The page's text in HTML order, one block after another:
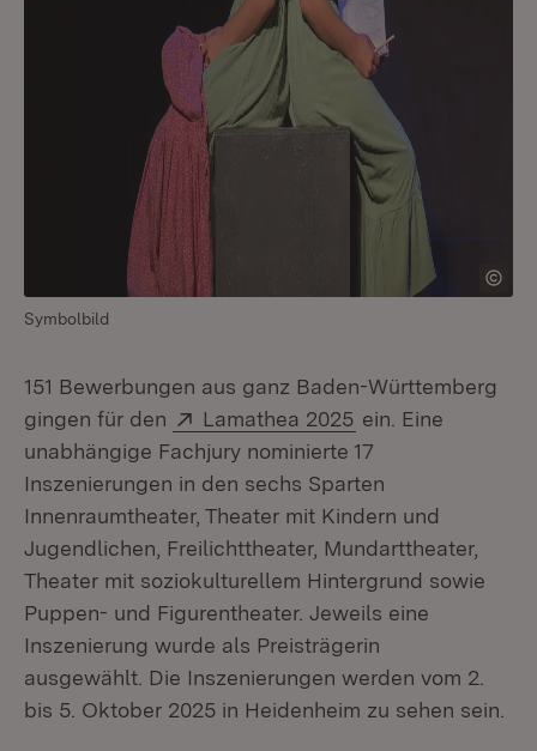
Symbolbild
151 Bewerbungen aus ganz Baden-Württemberg
gingen für den
Extern:
Lamathea 2025 (Öffnet in neuem
ein. Eine
unabhängige Fachjury nominierte 17
Inszenierungen in den sechs Sparten
Innenraumtheater, Theater mit Kindern und
Jugendlichen, Freilichttheater, Mundarttheater,
Theater mit soziokulturellem Hintergrund sowie
Puppen- und Figurentheater. Jeweils eine
Inszenierung wurde als Preisträgerin
ausgewählt. Die Inszenierungen werden vom 2.
bis 5. Oktober 2025 in Heidenheim zu sehen sein.